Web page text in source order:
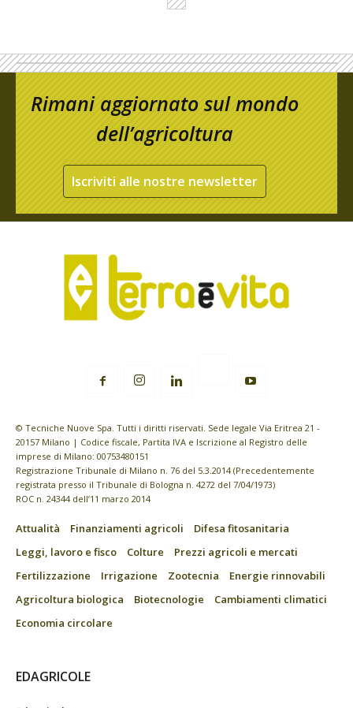
Rimani aggiornato sul mondo
dell’agricoltura
Iscriviti alle nostre newsletter
© Tecniche Nuove Spa. Tutti i diritti riservati. Sede legale Via Eritrea 21 -
20157 Milano | Codice fiscale, Partita IVA e Iscrizione al Registro delle
imprese di Milano: 00753480151
Registrazione Tribunale di Milano n. 76 del 5.3.2014 (Precedentemente
registrata presso il Tribunale di Bologna n. 4272 del 7/04/1973)
ROC n. 24344 dell’11 marzo 2014
Attualità Finanziamenti agricoli
Difesa fitosanitaria
Leggi, lavoro e fisco
Colture
Prezzi agricoli e mercati
Fertilizzazione
Irrigazione Zootecnia
Energie rinnovabili
Agricoltura biologica
Biotecnologie
Cambiamenti climatici
Economia circolare
EDAGRICOLE